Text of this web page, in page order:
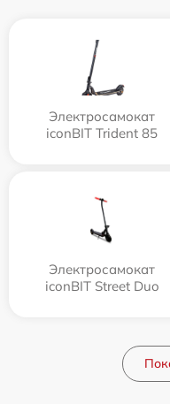
Электросамокат
iconBIT Trident 85
Электросамокат
iconBIT Street Duo